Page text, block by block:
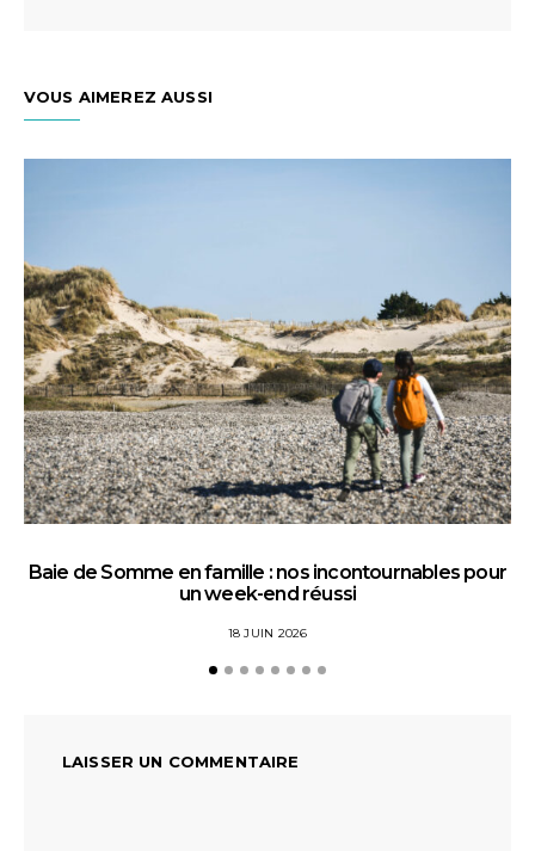
VOUS AIMEREZ AUSSI
Baie de Somme en famille : nos incontournables pour
un week-end réussi
18 JUIN 2026
LAISSER UN COMMENTAIRE